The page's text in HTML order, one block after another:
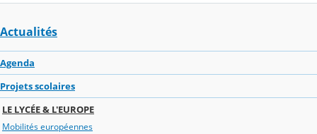
Actualités
Agenda
Projets scolaires
LE LYCÉE & L'EUROPE
Mobilités européennes